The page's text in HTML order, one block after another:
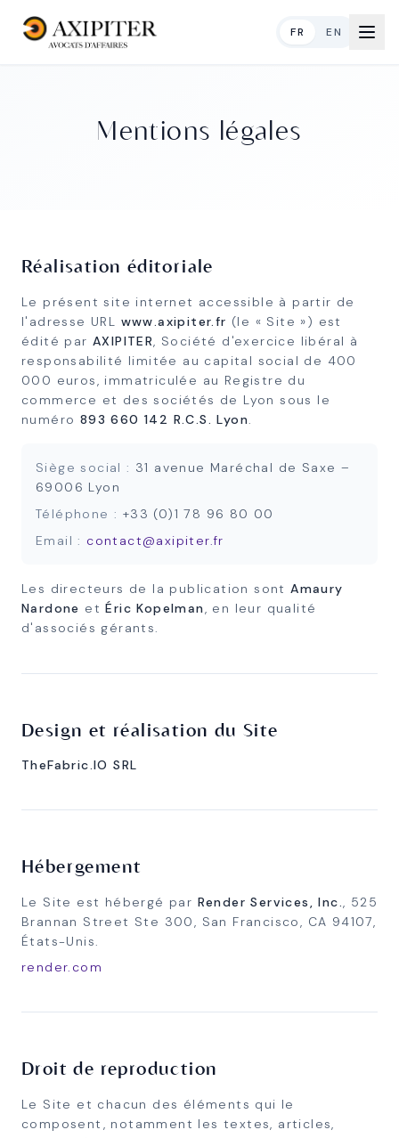
FR EN
Mentions légales
Réalisation éditoriale
Le présent site internet accessible à partir de
l'adresse URL www.axipiter.fr (le « Site ») est
édité parAXIPITER, Société d'exercice libéral à
responsabilité limitée au capital social de 400
000 euros, immatriculée au Registre du
commerce et des sociétés de Lyon sous le
numéro 893 660 142 R.C.S. Lyon.
Siège social : 31 avenue Maréchal de Saxe –
69006 Lyon
Téléphone : +33 (0)1 78 96 80 00
Email : contact@axipiter.fr
Les directeurs de la publication sontAmaury
Nardone etÉric Kopelman, en leur qualité
d'associés gérants.
Design et réalisation du Site
TheFabric.IO SRL
Hébergement
Le Site est hébergé par Render Services, Inc., 525
Brannan Street Ste 300, San Francisco, CA 94107,
États-Unis.
render.com
Droit de reproduction
Le Site et chacun des éléments qui le
composent, notamment les textes, articles,